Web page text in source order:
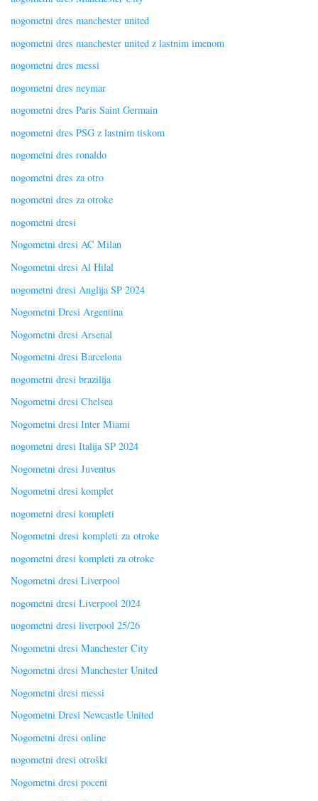
nogometni dres manchester united
nogometni dres manchester united z lastnim imenom
nogometni dres messi
nogometni dres neymar
nogometni dres Paris Saint Germain
nogometni dres PSG z lastnim tiskom
nogometni dres ronaldo
nogometni dres za otro
nogometni dres za otroke
nogometni dresi
Nogometni dresi AC Milan
Nogometni dresi Al Hilal
nogometni dresi Anglija SP 2024
Nogometni Dresi Argentina
Nogometni dresi Arsenal
Nogometni dresi Barcelona
nogometni dresi brazilija
Nogometni dresi Chelsea
Nogometni dresi Inter Miami
nogometni dresi Italija SP 2024
Nogometni dresi Juventus
Nogometni dresi komplet
nogometni dresi kompleti
Nogometni dresi kompleti za otroke
nogometni dresi kompleti za otroke
Nogometni dresi Liverpool
nogometni dresi Liverpool 2024
nogometni dresi liverpool 25/26
Nogometni dresi Manchester City
Nogometni dresi Manchester United
Nogometni dresi messi
Nogometni Dresi Newcastle United
Nogometni dresi online
nogometni dresi otroški
Nogometni dresi poceni